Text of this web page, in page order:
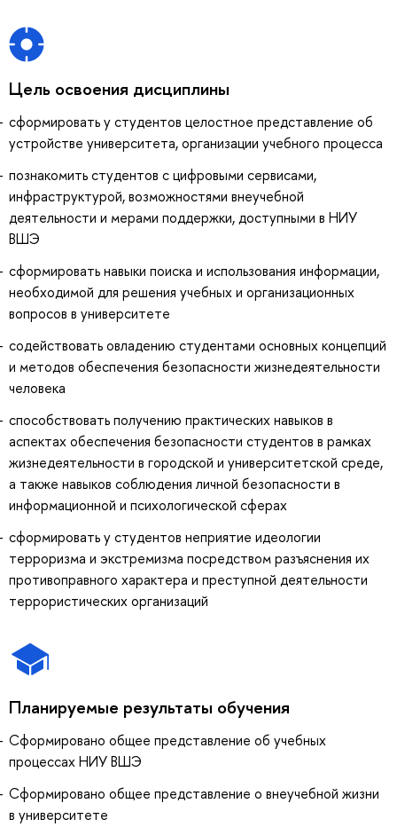
Цель освоения дисциплины
сформировать у студентов целостное представление об
устройстве университета, организации учебного процесса
познакомить студентов с цифровыми сервисами,
инфраструктурой, возможностями внеучебной
деятельности и мерами поддержки, доступными в НИУ
ВШЭ
сформировать навыки поиска и использования информации,
необходимой для решения учебных и организационных
вопросов в университете
содействовать овладению студентами основных концепций
и методов обеспечения безопасности жизнедеятельности
человека
способствовать получению практических навыков в
аспектах обеспечения безопасности студентов в рамках
жизнедеятельности в городской и университетской среде,
а также навыков соблюдения личной безопасности в
информационной и психологической сферах
сформировать у студентов неприятие идеологии
терроризма и экстремизма посредством разъяснения их
противоправного характера и преступной деятельности
террористических организаций
Планируемые результаты обучения
Сформировано общее представление об учебных
процессах НИУ ВШЭ
Сформировано общее представление о внеучебной жизни
в университете